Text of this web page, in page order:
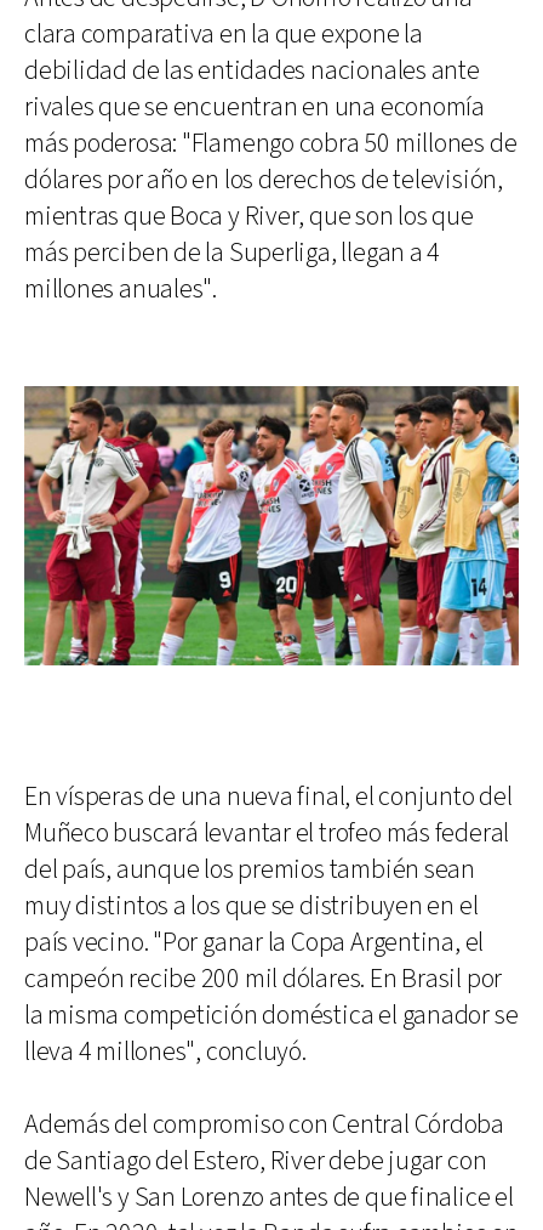
clara comparativa en la que expone la
debilidad de las entidades nacionales ante
rivales que se encuentran en una economía
más poderosa: "Flamengo cobra 50 millones de
dólares por año en los derechos de televisión,
mientras que Boca y River, que son los que
más perciben de la Superliga, llegan a 4
millones anuales".
En vísperas de una nueva final, el conjunto del
Muñeco buscará levantar el trofeo más federal
del país, aunque los premios también sean
muy distintos a los que se distribuyen en el
país vecino. "Por ganar la Copa Argentina, el
campeón recibe 200 mil dólares. En Brasil por
la misma competición doméstica el ganador se
lleva 4 millones", concluyó.
Además del compromiso con Central Córdoba
de Santiago del Estero, River debe jugar con
Newell's y San Lorenzo antes de que finalice el